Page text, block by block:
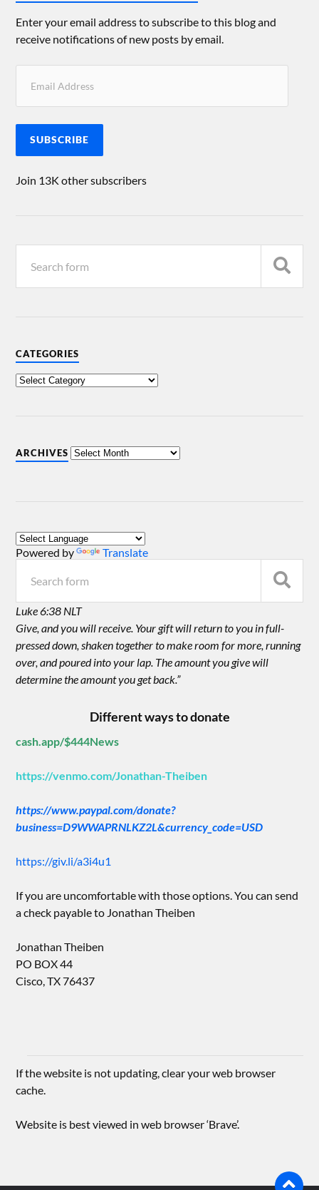
Enter your email address to subscribe to this blog and
receive notifications of new posts by email.
SUBSCRIBE
Join 13K other subscribers
CATEGORIES
ARCHIVES
Powered by Translate
Luke 6:38 NLT
Give, and you will receive. Your gift will return to you in full-
pressed down, shaken together to make room for more, running
over, and poured into your lap. The amount you give will
determine the amount you get back.”
Different ways to donate
cash.app/$444News
https://venmo.com/Jonathan-Theiben
https://www.paypal.com/donate?
business=D9WWAPRNLKZ2L&currency_code=USD
https://giv.li/a3i4u1
If you are uncomfortable with those options. You can send
a check payable to Jonathan Theiben
Jonathan Theiben
PO BOX 44
Cisco, TX 76437
If the website is not updating, clear your web browser
cache.
Website is best viewed in web browser ‘Brave’.